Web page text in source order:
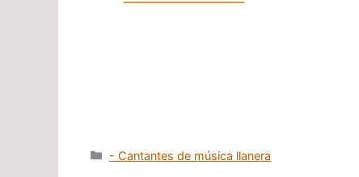
Categorías
- Cantantes de música llanera